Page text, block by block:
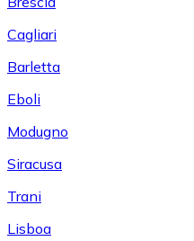
Cagliari
Barletta
Eboli
Modugno
Siracusa
Trani
Lisboa